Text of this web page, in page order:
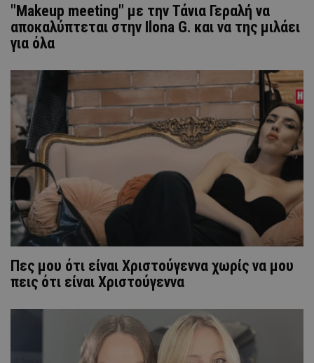
"Makeup meeting" με την Τάνια Γεραλή να
αποκαλύπτεται στην Ilona G. και να της μιλάει
για όλα
Πες μου ότι είναι Χριστούγεννα χωρίς να μου
πεις ότι είναι Χριστούγεννα